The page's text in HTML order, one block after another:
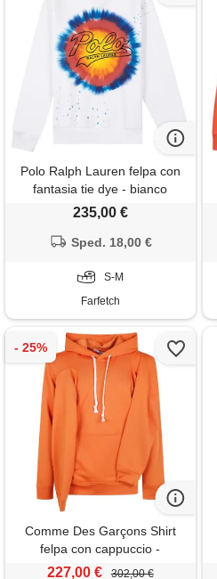
Polo Ralph Lauren felpa con
fantasia tie dye - bianco
235,00 €
Sped. 18,00 €
S-M
Farfetch
Comme Des Garçons Shirt
felpa con cappuccio -
arancione
227,00 € 302,00 €